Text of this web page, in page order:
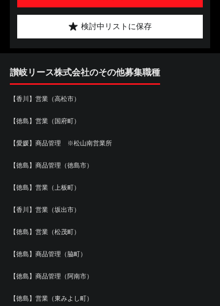
検討中リストに保存
讃岐リース株式会社のその他募集職種
【香川】営業（高松市）
【徳島】営業（国府町）
【愛媛】商品管理 ※松山南営業所
【徳島】商品管理（徳島市）
【徳島】営業（上板町）
【香川】営業（坂出市）
【徳島】営業（松茂町）
【徳島】商品管理（脇町）
【徳島】商品管理（阿南市）
【徳島】営業（東みよし町）